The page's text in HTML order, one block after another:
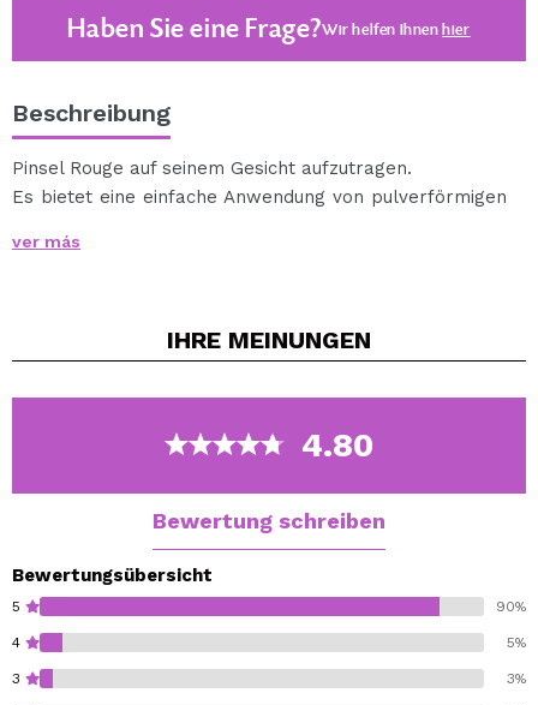
Haben Sie eine Frage?Wir helfen Ihnenhier
Beschreibung
Pinsel Rouge auf seinem Gesicht aufzutragen.
Es bietet eine einfache Anwendung von pulverförmigen
Dank der Dichte der Fasern kann das Produkt leicht
ver más
IHRE MEINUNGEN
4.80
Bewertung schreiben
Bewertungsübersicht
5 90%
4 5%
3 3%